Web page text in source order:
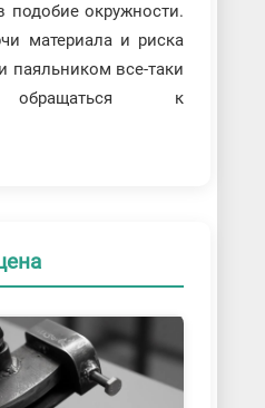
подобие окружности.
материала и риска
паяльником все-таки
обращаться к